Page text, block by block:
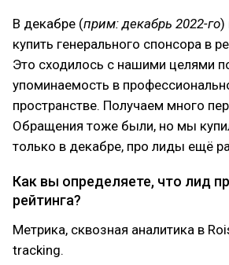
В декабре (прим: декабрь 2022-го)
купить генерального спонсора в
Это сходилось с нашими целями
упоминаемость в
пространстве. Получаем много
Обращения тоже были, но мы
только в декабре, про лиды ещё
Как вы определяете, что лид
рейтинга?
Метрика, сквозная аналитика в
tracking.